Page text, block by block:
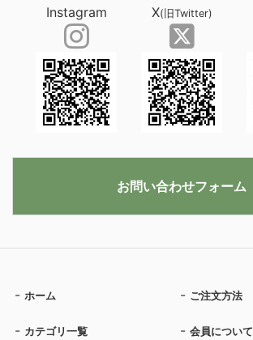
ホーム ご注文方法
カテゴリ一覧 会員について
Instagram X(旧Twitter)
お問い合わせフォーム